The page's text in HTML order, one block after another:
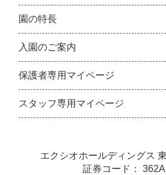
園の特長
入園のご案内
保護者専用マイページ
スタッフ専用マイページ
エクシオホールディングス
証券コード：